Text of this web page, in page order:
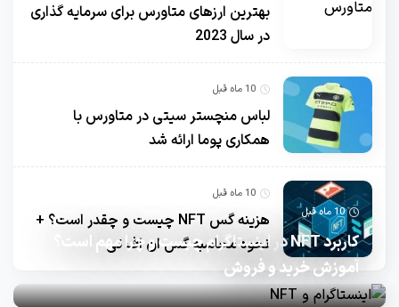
بهترین ارزهای متاورس برای سرمایه گذاری
در سال 2023
10 ماه قبل
لباس منچستر سیتی در متاورس با
همکاری پوما ارائه شد
10 ماه قبل
هزینه گس NFT چیست و چقدر است؟ +
نحوه محاسبه گس ان اف تی
10 ماه قبل
کاربرد NFT در اینستاگرام چیست و چرا مهم است؟
آموزش خرید و فروش